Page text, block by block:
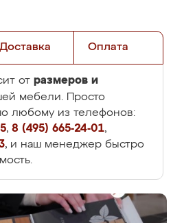
Доставка Оплата
от размеров и
мебели. Просто
любому из телефонов:
, 8 (495) 665-24-01,
, и наш менеджер быстро